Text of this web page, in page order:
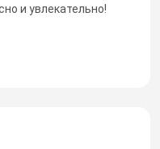
и увлекательно!